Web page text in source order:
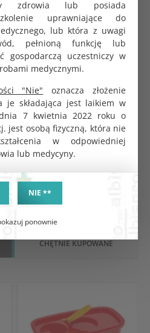
zdrowia lub posiada
uprawniające do
lub która z uwagi
pełnioną funkcję lub
gospodarczą uczestniczy w
medycznymi.
"Nie" oznacza złożenie
je składająca jest laikiem w
7 kwietnia 2022 roku o
jest osobą fizyczną, która nie
w odpowiedniej
lub medycyny.
NIE **
ponownie
i zdezynfekowanej
do wielu wrażliwych
należy używać z
należy przeczytać etykietę i
CHĘTNIE KUPOWANE